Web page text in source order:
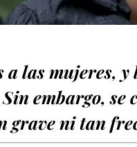
las mujeres, y
embargo, se
grave ni tan